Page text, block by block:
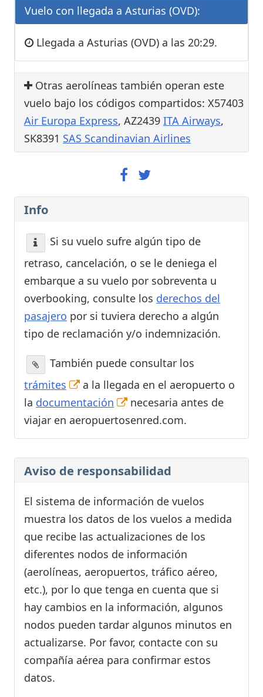
Vuelo con llegada a Asturias (OVD):
Llegada a Asturias (OVD) a las 20:29.
Otras aerolíneas también operan este
vuelo bajo los códigos compartidos: X57403
Air Europa Express, AZ2439 ITA Airways,
SK8391 SAS Scandinavian Airlines
Info
Si su vuelo sufre algún tipo de
retraso, cancelación, o se le deniega el
embarque a su vuelo por sobreventa u
overbooking, consulte los derechos del
pasajero por si tuviera derecho a algún
tipo de reclamación y/o indemnización.
También puede consultar los
trámites
a la llegada en el aeropuerto o
la documentación
necesaria antes de
viajar en aeropuertosenred.com.
Aviso de responsabilidad
El sistema de información de vuelos
muestra los datos de los vuelos a medida
que recibe las actualizaciones de los
diferentes nodos de información
(aerolíneas, aeropuertos, tráfico aéreo,
etc.), por lo que tenga en cuenta que si
hay cambios en la información, algunos
nodos pueden tardar algunos minutos en
actualizarse. Por favor, contacte con su
compañía aérea para confirmar estos
datos.